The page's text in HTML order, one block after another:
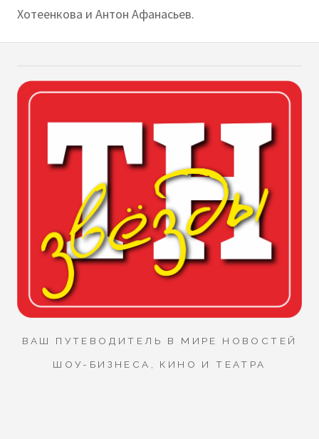
Хотеенкова и Антон Афанасьев.
ВАШ ПУТЕВОДИТЕЛЬ В МИРЕ НОВОСТЕЙ
ШОУ-БИЗНЕСА, КИНО И ТЕАТРА